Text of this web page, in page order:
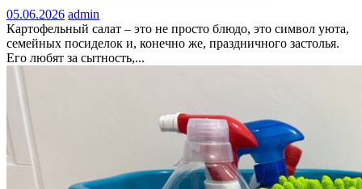
05.06.2026 admin
Картофельный салат – это не просто блюдо, это символ уюта,
семейных посиделок и, конечно же, праздничного застолья.
Его любят за сытность,...